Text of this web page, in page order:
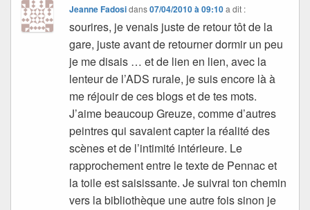
Jeanne Fadosidans07/04/2010 à 09:10 a dit :
sourires, je venais juste de retour tôt de la
gare, juste avant de retourner dormir un peu
je me disais … et de lien en lien, avec la
lenteur de l’ADS rurale, je suis encore là à
me réjouir de ces blogs et de tes mots.
J’aime beaucoup Greuze, comme d’autres
peintres qui savaient capter la réalité des
scènes et de l’intimité intérieure. Le
rapprochement entre le texte de Pennac et
la toile est saisissante. Je suivrai ton chemin
vers la bibliothèque une autre fois sinon je